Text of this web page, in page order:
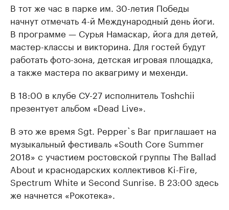
В тот же час в парке им. 30-летия Победы
начнут отмечать 4-й Международный день йоги.
В программе — Сурья Намаскар, йога для детей,
мастер-классы и викторина. Для гостей будут
работать фото-зона, детская игровая площадка,
а также мастера по аквагриму и мехенди.
В 18:00 в клубе СУ-27 исполнитель Toshchii
презентует альбом «Dead Live».
В это же время Sgt. Pepper`s Bar приглашает на
музыкальный фестиваль «South Core Summer
2018» с участием ростовской группы The Ballad
About и краснодарских коллективов Ki-Fire,
Spectrum White и Second Sunrise. В 23:00 здесь
же начнется «Рокотека».